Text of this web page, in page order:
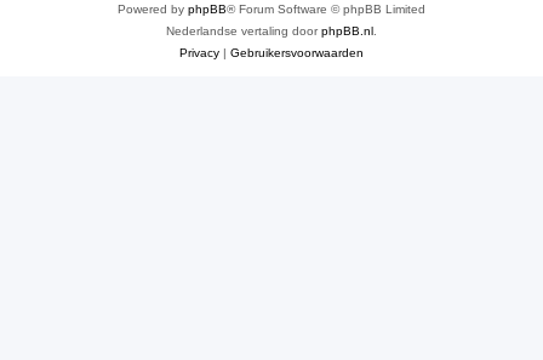
Powered by phpBB® Forum Software © phpBB Limited
Nederlandse vertaling doorphpBB.nl
Privacy | Gebruikersvoorwaarden